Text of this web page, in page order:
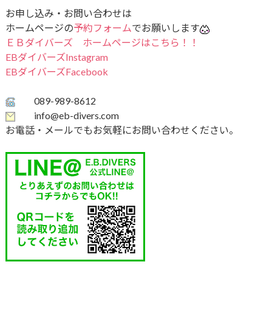
お申し込み・お問い合わせは
ホームページの予約フォームでお願いします
ＥＢダイバーズ ホームページはこちら！！
EBダイバーズInstagram
EBダイバーズFacebook
089-989-8612
info@eb-divers.com
お電話・メールでもお気軽にお問い合わせください。